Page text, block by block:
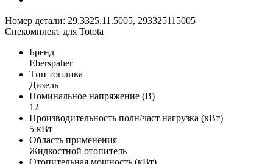
Номер детали: 29.3325.11.5005, 293325115005
Спекомплект для Totota
Бренд
Eberspaher
Тип топлива
Дизель
Номинальное напряжение (В)
12
Производительность полн/част нагрузка (кВт)
5 кВт
Область применения
Жидкостной отопитель
Отопительная мощность (кВт)